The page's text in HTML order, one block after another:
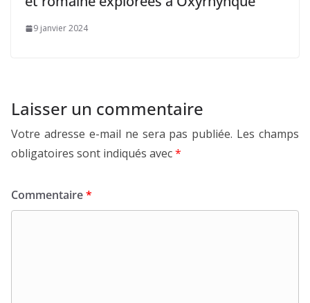
9 janvier 2024
Laisser un commentaire
Votre adresse e-mail ne sera pas publiée. Les champs
obligatoires sont indiqués avec*
Commentaire*